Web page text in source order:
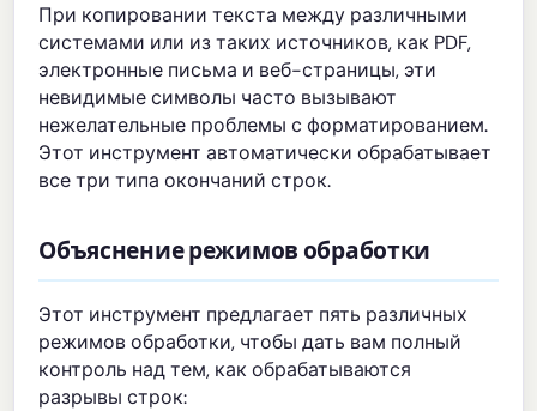
При копировании текста между различными
системами или из таких источников, как PDF,
электронные письма и веб-страницы, эти
невидимые символы часто вызывают
нежелательные проблемы с форматированием.
Этот инструмент автоматически обрабатывает
все три типа окончаний строк.
Объяснение режимов обработки
Этот инструмент предлагает пять различных
режимов обработки, чтобы дать вам полный
контроль над тем, как обрабатываются
разрывы строк: